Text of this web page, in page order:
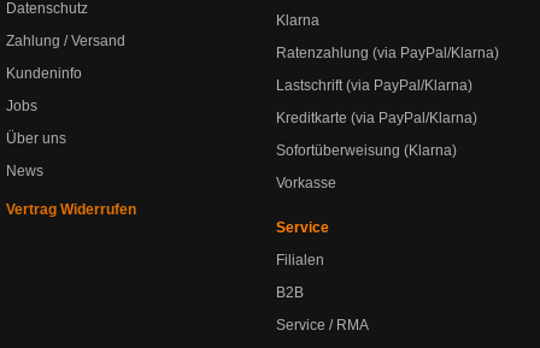
Datenschutz
Zahlung / Versand
Kundeninfo
Jobs
Über uns
News
Vertrag Widerrufen
Klarna
Ratenzahlung (via PayPal/Klarna)
Lastschrift (via PayPal/Klarna)
Kreditkarte (via PayPal/Klarna)
Sofortüberweisung (Klarna)
Vorkasse
Service
Filialen
B2B
Service / RMA